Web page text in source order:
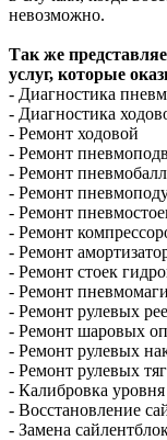
невозможно.
Так же
услуг, которые
- Диагностика
- Диагностика
- Ремонт ходовой
- Ремонт
- Ремонт
- Ремонт
- Ремонт
- Ремонт
- Ремонт
- Ремонт стоек
- Ремонт
- Ремонт рулевых
- Ремонт шаровых
- Ремонт рулевых
- Ремонт рулевых тяг
- Калибровка
- Восстановление
- Замена